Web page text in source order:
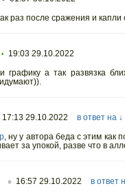
раз после сражения и капли
• 19:03 29.10.2022
графику а так развязка
17:13 29.10.2022 в ответ на ↓
,ну у автора беда с этим как
за упокой, разве что в
○ 16:57 29.10.2022 в ответ